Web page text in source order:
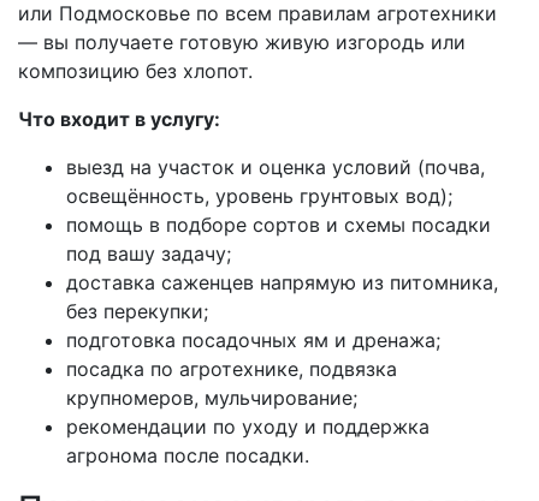
или Подмосковье по всем правилам агротехники
— вы получаете готовую живую изгородь или
композицию без хлопот.
Что входит в услугу:
выезд на участок и оценка условий (почва,
освещённость, уровень грунтовых вод);
помощь в подборе сортов и схемы посадки
под вашу задачу;
доставка саженцев напрямую из питомника,
без перекупки;
подготовка посадочных ям и дренажа;
посадка по агротехнике, подвязка
крупномеров, мульчирование;
рекомендации по уходу и поддержка
агронома после посадки.